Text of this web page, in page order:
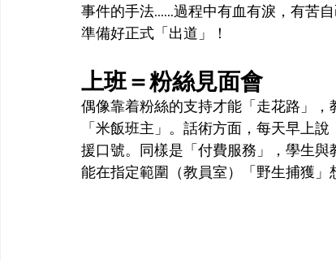
事件的手法......過程中有血有淚，有苦
準備好正式「出道」！
上班＝粉絲見面會
偶像靠着粉絲的支持才能「走花路」
「米飯班主」。話術方面，每天早上
援口號。同樣是「付費服務」，學生
能在指定範圍（教員室）「野生捕獲」